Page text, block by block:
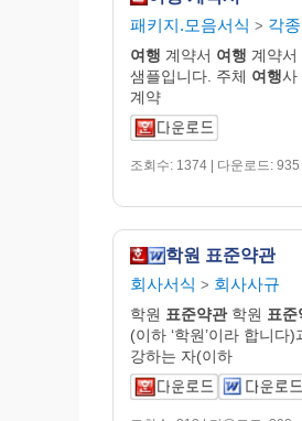
패키지.모음서식 > 각
여행 계약서 여행 계약서
샘플입니다. 주체 여행사
계약
조회수: 1374 | 다운로드: 935
학원 표준약관
회사서식 > 회사사규
학원 표준약관학원 표준
(이하 ‘학원’이라 합니
강하는 자(이하